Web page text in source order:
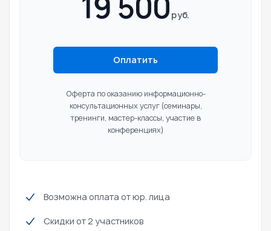
руб.
Оплатить
Оферта по оказанию информационно-
консультационных услуг(семинары,
тренинги, мастер-классы, участие в
конференциях)
Возможна оплата от юр. лица
Скидки от 2 участников